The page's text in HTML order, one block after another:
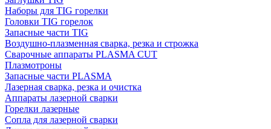
Наборы для TIG горелки
Головки TIG горелок
Запасные части TIG
Воздушно-плазменная сварка, резка и строжка
Сварочные аппараты PLASMA CUT
Плазмотроны
Запасные части PLASMA
Лазерная сварка, резка и очистка
Аппараты лазерной сварки
Горелки лазерные
Сопла для лазерной сварки